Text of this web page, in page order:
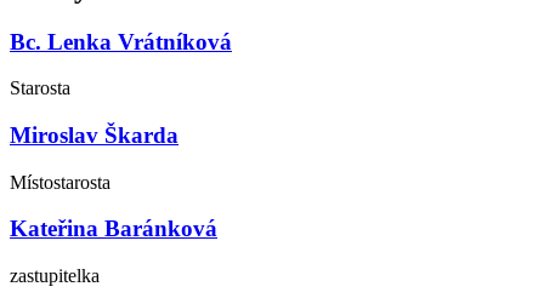
Bc. Lenka Vrátníková
Starosta
Miroslav Škarda
Místostarosta
Kateřina Baránková
zastupitelka